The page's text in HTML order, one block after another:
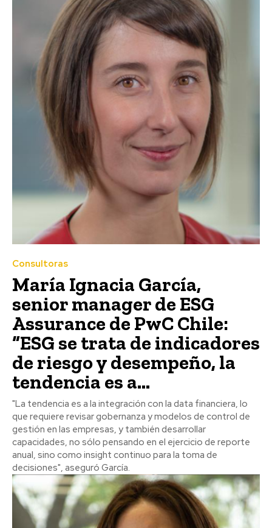
Consultoras
María Ignacia García,
senior manager de ESG
Assurance de PwC Chile:
“ESG se trata de indicadores
de riesgo y desempeño, la
tendencia es a...
"La tendencia es a la integración con la data financiera, lo
que requiere revisar gobernanza y modelos de control de
gestión en las empresas, y también desarrollar
capacidades, no sólo pensando en el ejercicio de reporte
anual, sino como insight continuo para la toma de
decisiones", aseguró García.